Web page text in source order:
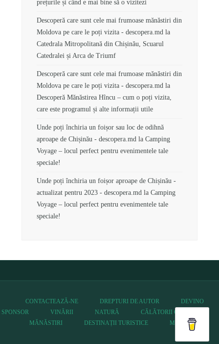
prețurile și când e mai bine să o vizitezi
Descoperă care sunt cele mai frumoase mănăstiri din
Moldova pe care le poți vizita - descopera.md la
Catedrala Mitropolitană din Chișinău, Scuarul
Catedralei și Arca de Triumf
Descoperă care sunt cele mai frumoase mănăstiri din
Moldova pe care le poți vizita - descopera.md la
Descoperă Mănăstirea Hîncu – cum o poți vizita,
care este programul și alte informații utile
Unde poți închiria un foișor sau loc de odihnă
aproape de Chișinău - descopera.md la Camping
Voyage – locul perfect pentru evenimentele tale
speciale!
Unde poți închiria un foișor aproape de Chișinău -
actualizat pentru 2023 - descopera.md la Camping
Voyage – locul perfect pentru evenimentele tale
speciale!
CONTACTEAZĂ-NE DREPTURI DE AUTOR
DEVINO
SPONSOR
VINĂRII NATURĂ
CĂLĂTORII CU MAȘINA
MĂNĂSTIRI
DESTINAȚII TURISTICE MUZEE